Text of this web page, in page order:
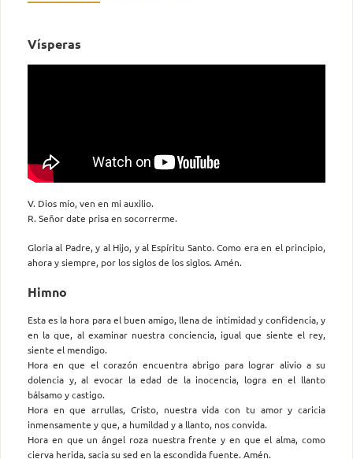
Vísperas
V. Dios mío, ven en mi auxilio.
R. Señor date prisa en socorrerme.
Gloria al Padre, y al Hijo, y al Espíritu Santo. Como era en el principio,
ahora y siempre, por los siglos de los siglos. Amén.
Himno
Esta es la hora para el buen amigo, llena de intimidad y confidencia, y
en la que, al examinar nuestra conciencia, igual que siente el rey,
siente el mendigo.
Hora en que el corazón encuentra abrigo para lograr alivio a su
dolencia y, al evocar la edad de la inocencia, logra en el llanto
bálsamo y castigo.
Hora en que arrullas, Cristo, nuestra vida con tu amor y caricia
inmensamente y que, a humildad y a llanto, nos convida.
Hora en que un ángel roza nuestra frente y en que el alma, como
cierva herida, sacia su sed en la escondida fuente. Amén.